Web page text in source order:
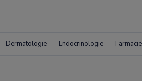
Dermatologie Endocrinologie Farmacie